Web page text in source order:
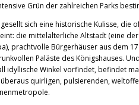
Grün der zahlreichen Parks
sich eine historische Kulisse, die
die mittelalterliche Altstadt (eine
prachtvolle Bürgerhäuser aus dem
Paläste des Königshauses.
idyllische Winkel vorfindet, befindet
quirligen, pulsierenden,